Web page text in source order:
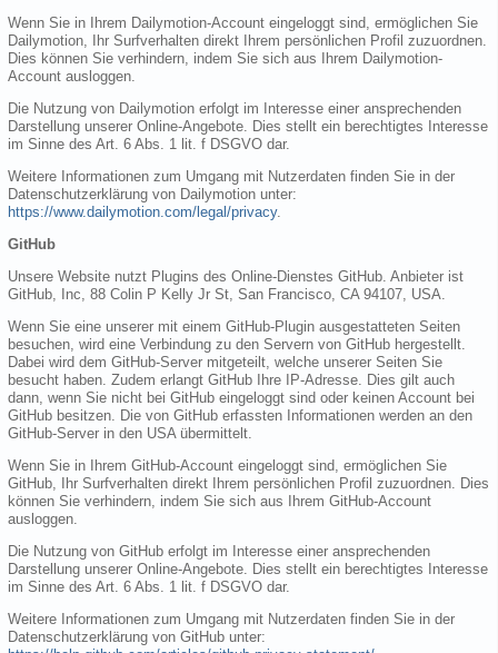
Wenn Sie in Ihrem Dailymotion-Account eingeloggt sind, ermöglichen Sie
Dailymotion, Ihr Surfverhalten direkt Ihrem persönlichen Profil zuzuordnen.
Dies können Sie verhindern, indem Sie sich aus Ihrem Dailymotion-
Account ausloggen.
Die Nutzung von Dailymotion erfolgt im Interesse einer ansprechenden
Darstellung unserer Online-Angebote. Dies stellt ein berechtigtes Interesse
im Sinne des Art. 6 Abs. 1 lit. f DSGVO dar.
Weitere Informationen zum Umgang mit Nutzerdaten finden Sie in der
Datenschutzerklärung von Dailymotion unter:
https://www.dailymotion.com/legal/privacy.
GitHub
Unsere Website nutzt Plugins des Online-Dienstes GitHub. Anbieter ist
GitHub, Inc, 88 Colin P Kelly Jr St, San Francisco, CA 94107, USA.
Wenn Sie eine unserer mit einem GitHub-Plugin ausgestatteten Seiten
besuchen, wird eine Verbindung zu den Servern von GitHub hergestellt.
Dabei wird dem GitHub-Server mitgeteilt, welche unserer Seiten Sie
besucht haben. Zudem erlangt GitHub Ihre IP-Adresse. Dies gilt auch
dann, wenn Sie nicht bei GitHub eingeloggt sind oder keinen Account bei
GitHub besitzen. Die von GitHub erfassten Informationen werden an den
GitHub-Server in den USA übermittelt.
Wenn Sie in Ihrem GitHub-Account eingeloggt sind, ermöglichen Sie
GitHub, Ihr Surfverhalten direkt Ihrem persönlichen Profil zuzuordnen. Dies
können Sie verhindern, indem Sie sich aus Ihrem GitHub-Account
ausloggen.
Die Nutzung von GitHub erfolgt im Interesse einer ansprechenden
Darstellung unserer Online-Angebote. Dies stellt ein berechtigtes Interesse
im Sinne des Art. 6 Abs. 1 lit. f DSGVO dar.
Weitere Informationen zum Umgang mit Nutzerdaten finden Sie in der
Datenschutzerklärung von GitHub unter: